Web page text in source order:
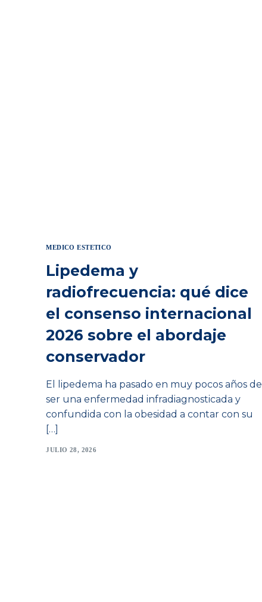
MEDICO ESTETICO
Lipedema y
radiofrecuencia: qué dice
el consenso internacional
2026 sobre el abordaje
conservador
El lipedema ha pasado en muy pocos años de
ser una enfermedad infradiagnosticada y
confundida con la obesidad a contar con su
[…]
JULIO 28, 2026